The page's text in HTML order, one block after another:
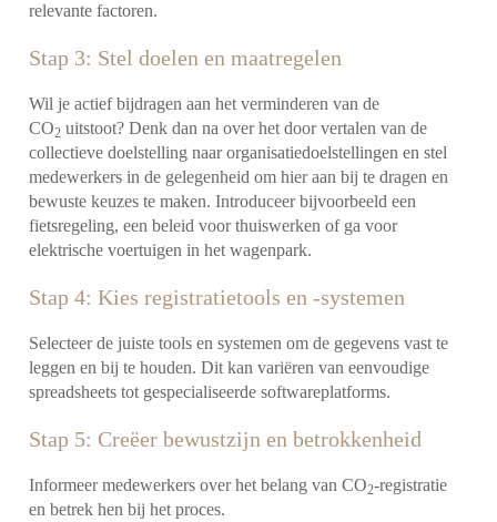
relevante factoren.
Stap 3: Stel doelen en maatregelen
Wil je actief bijdragen aan het verminderen van de
CO2 uitstoot? Denk dan na over het door vertalen van de
collectieve doelstelling naar organisatiedoelstellingen en stel
medewerkers in de gelegenheid om hier aan bij te dragen en
bewuste keuzes te maken. Introduceer bijvoorbeeld een
fietsregeling, een beleid voor thuiswerken of ga voor
elektrische voertuigen in het wagenpark.
Stap 4: Kies registratietools en -systemen
Selecteer de juiste tools en systemen om de gegevens vast te
leggen en bij te houden. Dit kan variëren van eenvoudige
spreadsheets tot gespecialiseerde softwareplatforms.
Stap 5: Creëer bewustzijn en betrokkenheid
Informeer medewerkers over het belang van CO2-registratie
en betrek hen bij het proces.